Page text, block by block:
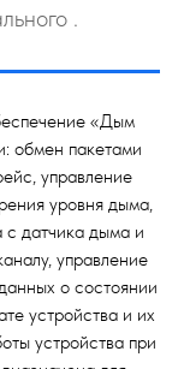
.
«Дым
обмен пакетами
управление
уровня дыма,
с датчика дыма и
управление
о состоянии
устройства и их
устройства при